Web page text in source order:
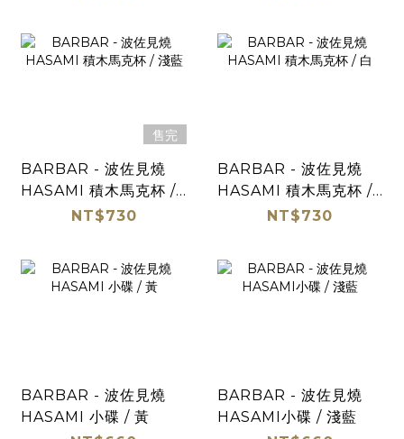
售完
BARBAR - 波佐見燒
HASAMI 積木馬克杯 /
NT$730
BARBAR - 波佐見燒
HASAMI 積木馬克杯 /
NT$730
BARBAR - 波佐見燒
HASAMI 小碟 / 黃
BARBAR - 波佐見燒
HASAMI小碟 / 淺藍